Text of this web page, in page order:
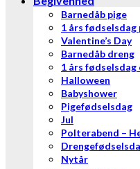
Barnedåb pige
1 års fødselsdag
Valentine’s Day
Barnedåb dreng
1 års fødselsdag
Halloween
Babyshower
Pigefødselsdag
Jul
Polterabend –
Nytår